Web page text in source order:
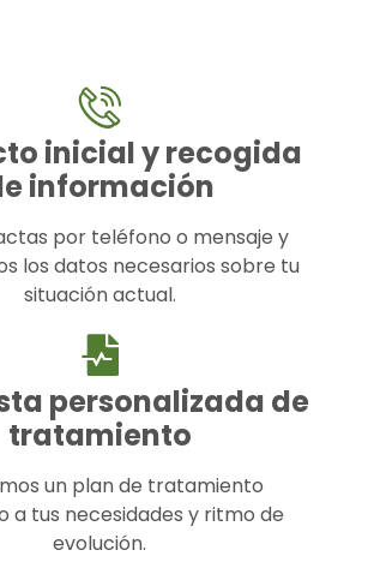
inicial y recogida
información
por teléfono o mensaje y
los datos necesarios sobre tu
situación actual.
personalizada de
tratamiento
un plan de tratamiento
a tus necesidades y ritmo de
evolución.